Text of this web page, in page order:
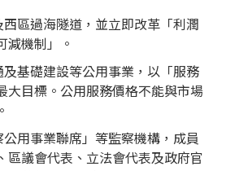
區過海隧道，並立即改革「利潤
減機制」。
基礎建設等公用事業，以「服務
大目標。公用服務價格不能與市場
用事業聯席」等監察機構，成員
區議會代表、立法會代表及政府官